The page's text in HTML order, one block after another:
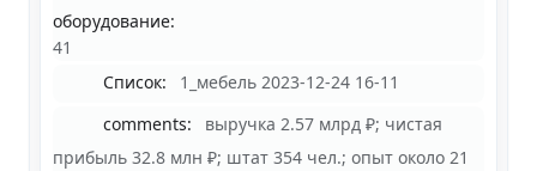
оборудование:
41
Список:
1_мебель 2023-12-24 16-11
comments:
выручка 2.57 млрд ₽; чистая
прибыль 32.8 млн ₽; штат 354 чел.; опыт около 21